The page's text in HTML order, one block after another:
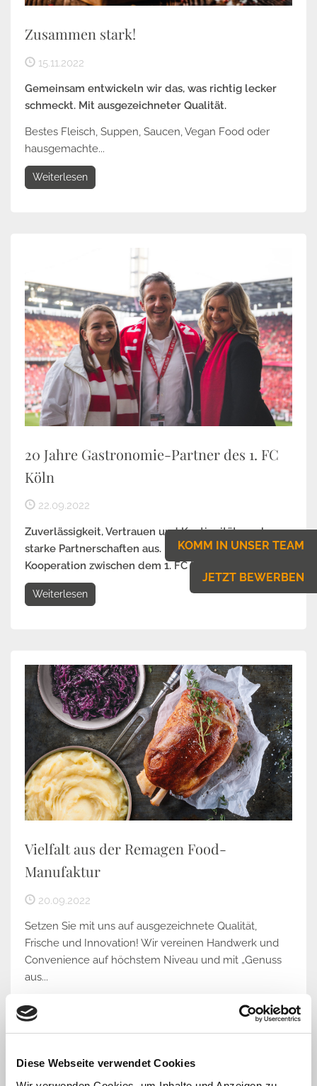
Diese Webseite verwendet Cookies
Zusammen stark!
15.11.2022
Gemeinsam entwickeln wir das, was richtig lecker
schmeckt. Mit ausgezeichneter Qualität.
Bestes Fleisch, Suppen, Saucen, Vegan Food oder
hausgemachte...
Weiterlesen
20 Jahre Gastronomie-Partner des 1. FC
Köln
22.09.2022
Zuverlässigkeit, Vertrauen und Kontinuität machen
starke Partnerschaften aus. Das gilt auch für die
Kooperation zwischen dem 1. FC Köln und dem...
Weiterlesen
Vielfalt aus der Remagen Food-
Manufaktur
20.09.2022
Setzen Sie mit uns auf ausgezeichnete Qualität,
Frische und Innovation! Wir vereinen Handwerk und
Convenience auf höchstem Niveau und mit „Genuss
aus...
Weiterlesen
KOMM IN UNSER TEAM
JETZT BEWERBEN